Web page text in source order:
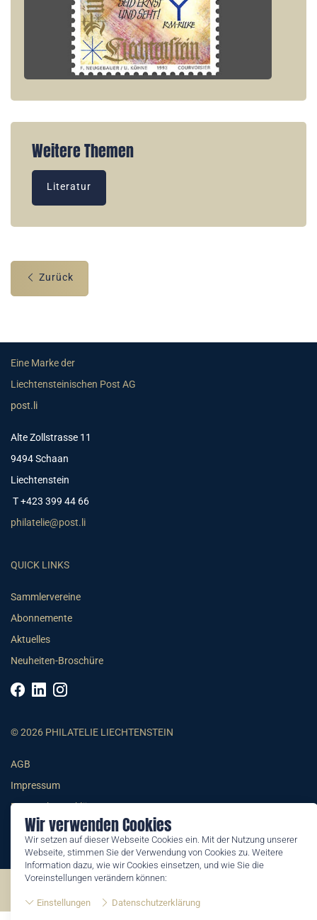
Wir verwenden Cookies
Wir setzen auf dieser Webseite Cookies ein. Mit der Nutzung unserer
Webseite, stimmen Sie der Verwendung von Cookies zu. Weitere
Information dazu, wie wir Cookies einsetzen, und wie Sie die
Voreinstellungen verändern können:
Einstellungen Datenschutzerklärung
Weitere Themen
Literatur
Zurück
Eine Marke der
Liechtensteinischen Post AG
post.li
Alte Zollstrasse 11
9494 Schaan
Liechtenstein
T +423 399 44 66
philatelie@post.li
QUICK LINKS
Sammlervereine
Abonnemente
Aktuelles
Neuheiten-Broschüre
© 2026 PHILATELIE LIECHTENSTEIN
AGB
Impressum
Datenschutzerklärung